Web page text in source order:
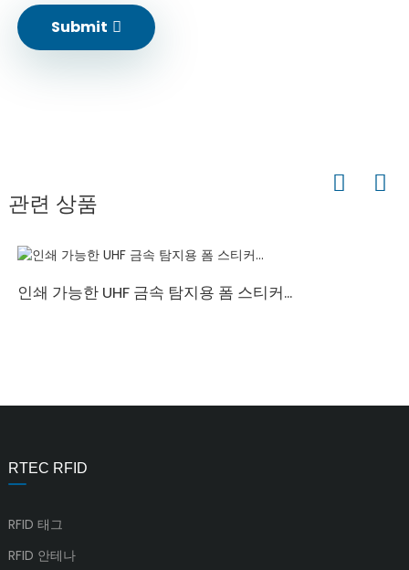
Submit
관련 상품
인쇄 가능한 UHF 금속 탐지용 폼 스티커...
RTEC RFID
RFID 태그
RFID 안테나